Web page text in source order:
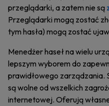
przeglądarki, a zatem nie są
Przeglądarki mogą zostać
tym hasła) mogą zostać
Menedżer haseł na wielu
lepszym wyborem do
prawidłowego zarządzania.
są wolne od wszelkich
internetowej. Oferują